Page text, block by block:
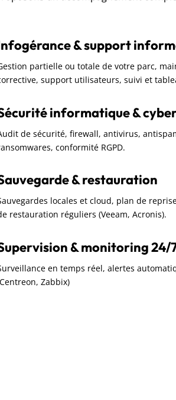
& support
partielle ou totale de votre parc,
support utilisateurs, suivi et
informatique &
de sécurité, firewall, antivirus,
conformité RGPD.
& restauration
locales et cloud, plan de reprise
restauration réguliers (Veeam, Acronis).
& monitoring 24/
en temps réel, alertes
Zabbix)